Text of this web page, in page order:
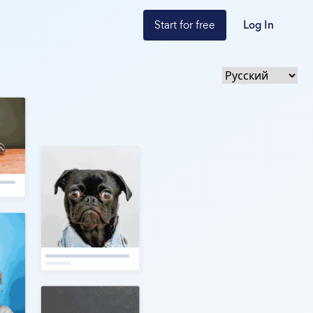
Start for free Log In